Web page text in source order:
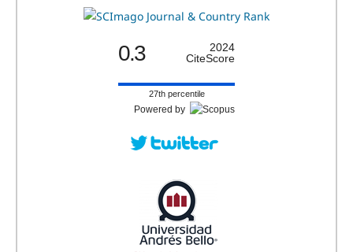
0.3
2024
CiteScore
27th percentile
Powered by